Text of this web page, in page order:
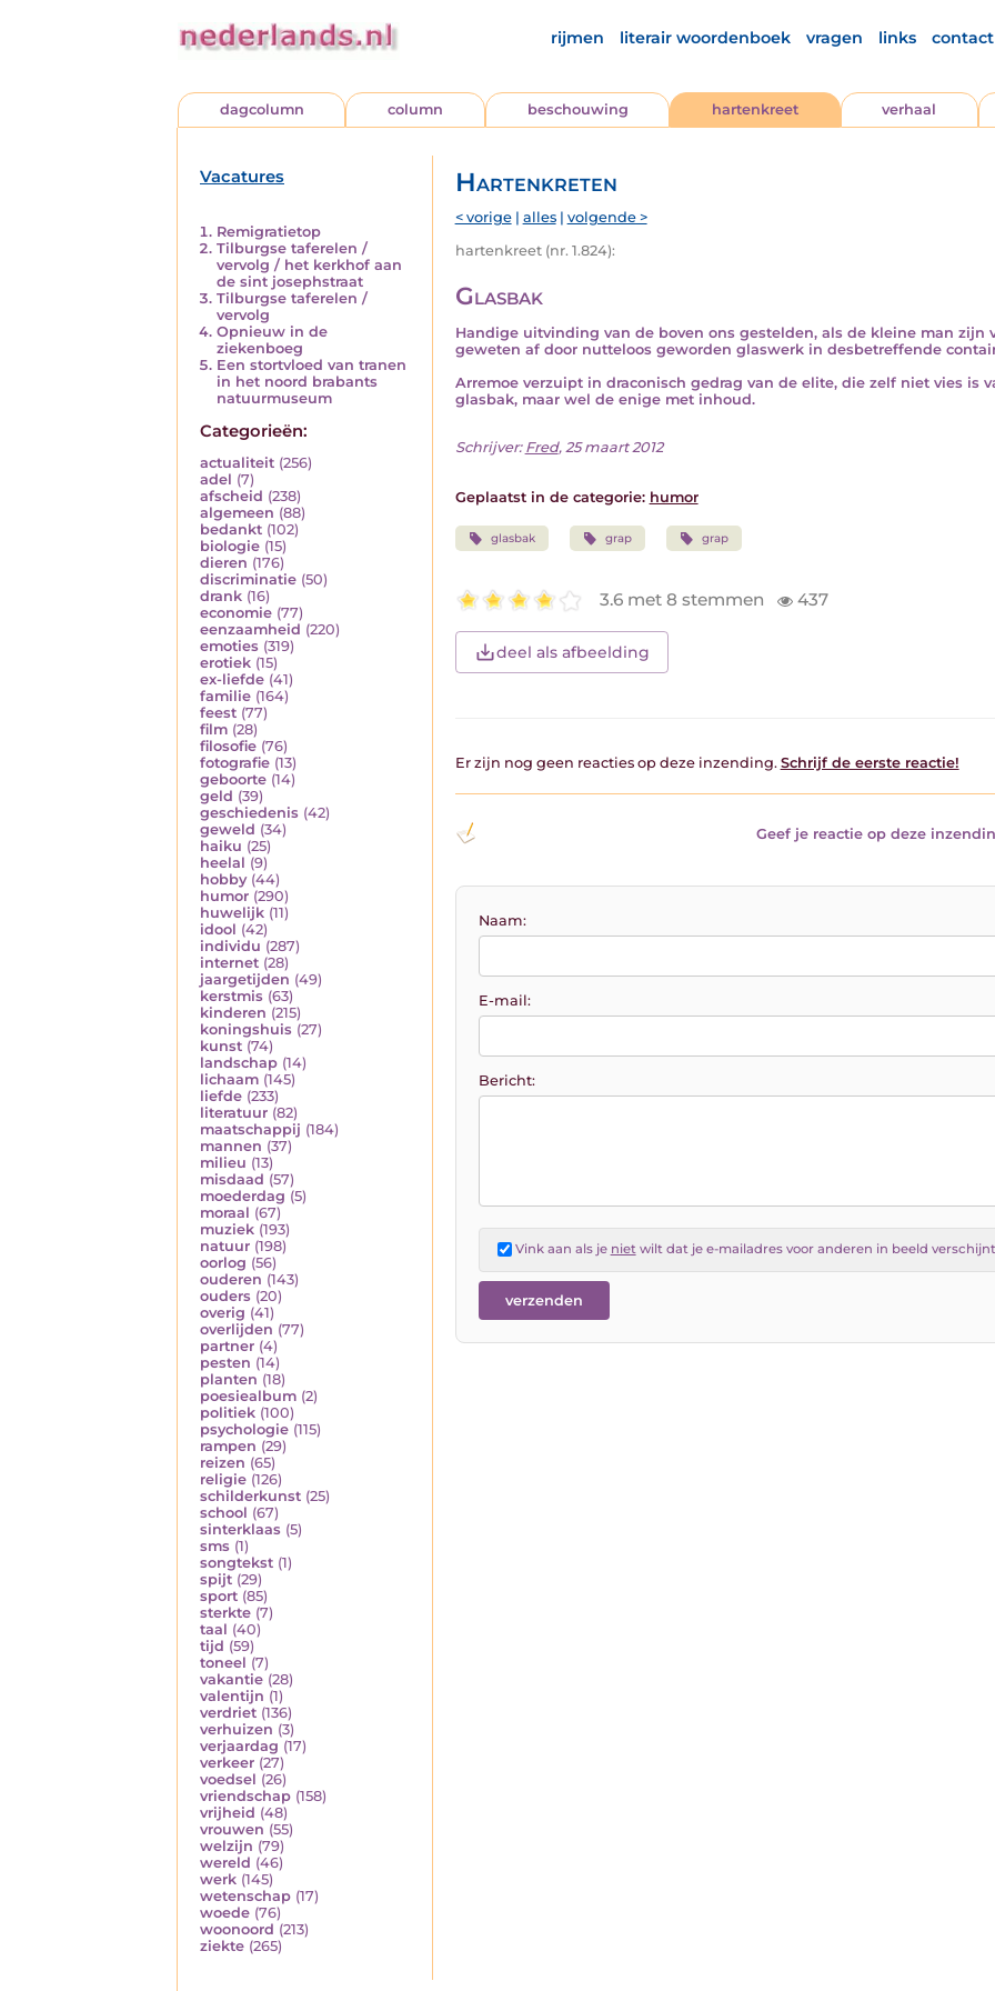
rijmen literair woordenboek vragen links contact
dagcolumn column beschouwing hartenkreet verhaal
Vacatures
Remigratietop
Tilburgse taferelen /
vervolg / het kerkhof aan
de sint josephstraat
Tilburgse taferelen /
vervolg
Opnieuw in de
ziekenboeg
Een stortvloed van tranen
in het noord brabants
natuurmuseum
Categorieën:
actualiteit (256)
adel (7)
afscheid (238)
algemeen (88)
bedankt (102)
biologie (15)
dieren (176)
discriminatie (50)
drank (16)
economie (77)
eenzaamheid (220)
emoties (319)
erotiek (15)
ex-liefde (41)
familie (164)
feest (77)
film (28)
filosofie (76)
fotografie (13)
geboorte (14)
geld (39)
geschiedenis (42)
geweld (34)
haiku (25)
heelal (9)
hobby (44)
humor (290)
huwelijk (11)
idool (42)
individu (287)
internet (28)
jaargetijden (49)
kerstmis (63)
kinderen (215)
koningshuis (27)
kunst (74)
landschap (14)
lichaam (145)
liefde (233)
literatuur (82)
maatschappij (184)
mannen (37)
milieu (13)
misdaad (57)
moederdag (5)
moraal (67)
muziek (193)
natuur (198)
oorlog (56)
ouderen (143)
ouders (20)
overig (41)
overlijden (77)
partner (4)
pesten (14)
planten (18)
poesiealbum (2)
politiek (100)
psychologie (115)
rampen (29)
reizen (65)
religie (126)
schilderkunst (25)
school (67)
sinterklaas (5)
sms (1)
songtekst (1)
spijt (29)
sport (85)
sterkte (7)
taal (40)
tijd (59)
toneel (7)
vakantie (28)
valentijn (1)
verdriet (136)
verhuizen (3)
verjaardag (17)
verkeer (27)
voedsel (26)
vriendschap (158)
vrijheid (48)
vrouwen (55)
welzijn (79)
wereld (46)
werk (145)
wetenschap (17)
woede (76)
woonoord (213)
ziekte (265)
Hartenkreten
< vorige| alles| volgende >
hartenkreet (nr. 1.824):
Glasbak
Handige uitvinding van de boven ons gestelden, als de kleine man
geweten af door nutteloos geworden glaswerk in desbetreffende
Arremoe verzuipt in draconisch gedrag van de elite, die zelf niet vies is
glasbak, maar wel de enige met inhoud.
Schrijver: Fred, 25 maart 2012
Geplaatst in de categorie: humor
glasbak grap grap
3.6 met 8 stemmen 437
deel als afbeelding
Er zijn nog geen reacties op deze inzending. Schrijf de eerste reactie!
Geef je reactie op deze
Naam:
E-mail:
Bericht:
Vink aan als je nietwilt dat je e-mailadres voor anderen in beeld verschijnt